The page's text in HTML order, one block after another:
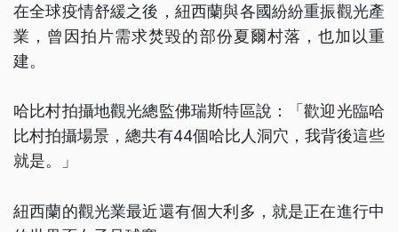
在全球疫情舒緩之後，紐西蘭與各國紛紛重振觀光產
業，曾因拍片需求焚毀的部份夏爾村落，也加以重
建。
哈比村拍攝地觀光總監佛瑞斯特區說：「歡迎光臨哈
比村拍攝場景，總共有44個哈比人洞穴，我背後這些
就是。」
紐西蘭的觀光業最近還有個大利多，就是正在進行中